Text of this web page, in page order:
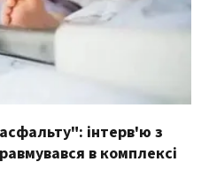
інтерв'ю з
в комплексі